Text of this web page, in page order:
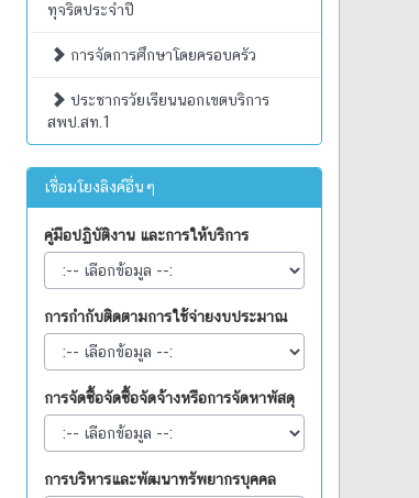
ทุจริตประจำปี
การจัดการศึกษาโดยครอบครัว
ประชากรวัยเรียนนอกเขตบริการ
สพป.สท.1
เชื่อมโยงลิงค์อื่นๆ
คู่มือปฏิบัติงาน และการให้บริการ
การกำกับติดตามการใช้จ่ายงบประมาณ
การจัดซื้อจัดซื้อจัดจ้างหรือการจัดหาพัสดุ
การบริหารและพัฒนาทรัพยากรบุคคล